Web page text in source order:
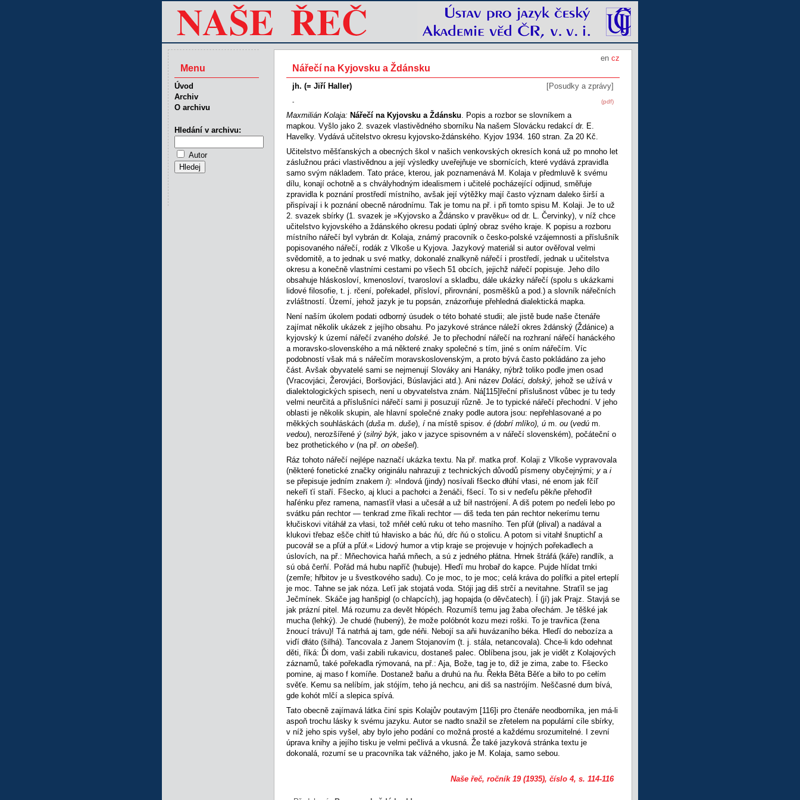
en cz
Nářečí na Kyjovsku a Ždánsku
jh. (= Jiří Haller) [Posudky a zprávy]
(pdf)
-
Maxmilián Kolaja: Nářečí na Kyjovsku a Ždánsku. Popis a rozbor se slovníkem a
mapkou. Vyšlo jako 2. svazek vlastivědného sborníku Na našem Slovácku redakcí dr. E.
Havelky. Vydává učitelstvo okresu kyjovsko-ždánského. Kyjov 1934. 160 stran. Za 20 Kč.
Učitelstvo měšťanských a obecných škol v našich venkovských okresích koná už po mnoho let
záslužnou práci vlastivědnou a její výsledky uveřejňuje ve sbornících, které vydává zpravidla
samo svým nákladem. Tato práce, kterou, jak poznamenává M. Kolaja v předmluvě k svému
dílu, konají ochotně a s chvályhodným idealismem i učitelé pocházející odjinud, směřuje
zpravidla k poznání prostředí místního, avšak její výtěžky mají často význam daleko širší a
přispívají i k poznání obecně národnímu. Tak je tomu na př. i při tomto spisu M. Kolaji. Je to už
2. svazek sbírky (1. svazek je »Kyjovsko a Ždánsko v pravěku« od dr. L. Červinky), v níž chce
učitelstvo kyjovského a ždánského okresu podati úplný obraz svého kraje. K popisu a rozboru
místního nářečí byl vybrán dr. Kolaja, známý pracovník o česko-polské vzájemnosti a příslušník
popisovaného nářečí, rodák z Vlkoše u Kyjova. Jazykový materiál si autor ověřoval velmi
svědomitě, a to jednak u své matky, dokonalé znalkyně nářečí i prostředí, jednak u učitelstva
okresu a konečně vlastními cestami po všech 51 obcích, jejichž nářečí popisuje. Jeho dílo
obsahuje hláskosloví, kmenosloví, tvarosloví a skladbu, dále ukázky nářečí (spolu s ukázkami
lidové filosofie, t. j. rčení, pořekadel, přísloví, přirovnání, posměšků a pod.) a slovník nářečních
zvláštností. Území, jehož jazyk je tu popsán, znázorňuje přehledná dialektická mapka.
Není naším úkolem podati odborný úsudek o této bohaté studii; ale jistě bude naše čtenáře
zajímat několik ukázek z jejího obsahu. Po jazykové stránce náleží okres ždánský (Ždánice) a
kyjovský k území nářečí zvaného dolské. Je to přechodní nářečí na rozhraní nářečí hanáckého
a moravsko-slovenského a má některé znaky společné s tím, jiné s oním nářečím. Víc
podobností však má s nářečím moravskoslovenským, a proto bývá často pokládáno za jeho
část. Avšak obyvatelé sami se nejmenují Slováky ani Hanáky, nýbrž toliko podle jmen osad
(Vracovjáci, Žerovjáci, Boršovjáci, Búslavjáci atd.). Ani název Doláci, dolský, jehož se užívá v
dialektologických spisech, není u obyvatelstva znám. Ná[115]řeční příslušnost vůbec je tu tedy
velmi neurčitá a příslušníci nářečí sami ji posuzují různě. Je to typické nářečí přechodní. V jeho
oblasti je několik skupin, ale hlavní společné znaky podle autora jsou: nepřehlasované a po
měkkých souhláskách (duša m. duše), í na místě spisov. é (dobrí mlíko), ú m. ou (vedú m.
vedou), nerozšířené ý (silný býk, jako v jazyce spisovném a v nářečí slovenském), počáteční o
bez prothetického v (na př. on obešel).
Ráz tohoto nářečí nejlépe naznačí ukázka textu. Na př. matka prof. Kolaji z Vlkoše vypravovala
(některé fonetické značky originálu nahrazuji z technických důvodů písmeny obyčejnými; y a i
se přepisuje jedním znakem i): »Indová (jindy) nosívali fšecko dłúhí vłasi, né enom jak fčíľ
nekeří ťí staří. Fšecko, aj kluci a pachołci a ženáči, fšecí. To si v neďeľu pěkňe přehoďíł
haľénku přez ramena, namasťíł vłasi a učesáł a už bíł nastrójení. A diš potem po neďeli lebo po
svátku pán rechtor — tenkrad zme říkali rechtor — diš teda ten pán rechtor nekerímu ternu
kłučiskovi vitáháł za vłasi, tož mňéł cełú ruku ot teho masního. Ten pľúł (plival) a nadával a
klukovi třebaz ešče chitł tú hłavisko a bác ňú, dŕc ňú o stolicu. A potom si vitahł šnuptichľ a
pucováł se a pľúł a pľúł.« Lidový humor a vtip kraje se projevuje v hojných pořekadlech a
úslovích, na př.: Mňechovica haňá mňech, a sú z jedného płátna. Hrnek štráfá (káře) randlík, a
sú obá čerňí. Pořád má hubu napříč (hubuje). Hleďí mu hrobař do kapce. Pujde hlídat trnki
(zemře; hřbitov je u švestkového sadu). Co je moc, to je moc; celá kráva do polífki a pitel erteplí
je moc. Tahne se jak nóza. Leťí jak stojatá voda. Stóji jag diš strčí a nevitahne. Straťíl se jag
Ječmínek. Skáče jag hanšpigl (o chlapcích), jag hopajda (o děvčatech). Í (jí) jak Prajz. Stavjá se
jak prázní pitel. Má rozumu za devět hłópéch. Rozumíš temu jag žaba ořechám. Je těšké jak
mucha (lehký). Je chudé (hubený), že može polóbnót kozu mezi roški. To je travňica (žena
žnoucí trávu)! Tá natrhá aj tam, gde néňi. Nebojí sa aňi huvázaního béka. Hleďí do nebozíza a
viďí dłáto (šilhá). Tancovala z Janem Stojanovím (t. j. stála, netancovala). Chce-li kdo odehnat
děti, říká: Ďi dom, vaši zabili rukavicu, dostaneš palec. Oblíbena jsou, jak je vidět z Kolajových
záznamů, také pořekadla rýmovaná, na př.: Aja, Bože, tag je to, diž je zima, zabe to. Fšecko
pomine, aj maso f komíňe. Dostanež baňu a druhú na ňu. Řekła Běta Běťe a biło to po cełím
svěťe. Kemu sa nelíbím, jak stójím, teho já nechcu, ani diš sa nastrójím. Neščasné dum bívá,
gde kohót mlčí a slepica spívá.
Tato obecně zajímavá látka činí spis Kolajův poutavým [116]i pro čtenáře neodborníka, jen má-li
aspoň trochu lásky k svému jazyku. Autor se nadto snažil se zřetelem na populární cíle sbírky,
v níž jeho spis vyšel, aby bylo jeho podání co možná prosté a každému srozumitelné. I zevní
úprava knihy a jejího tisku je velmi pečlivá a vkusná. Že také jazyková stránka textu je
dokonalá, rozumí se u pracovníka tak vážného, jako je M. Kolaja, samo sebou.
Naše řeč, ročník 19 (1935), číslo 4, s. 114-116
Menu
Úvod
Archiv
O archivu
Hledání v archivu:
Autor